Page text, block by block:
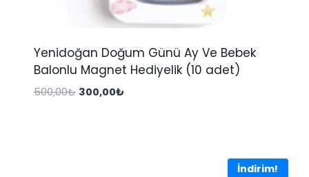
Yenidoğan Doğum Günü Ay Ve Bebek
Balonlu Magnet Hediyelik (10 adet)
500,00₺ Orijinal
300,00₺Şu
İndirim!